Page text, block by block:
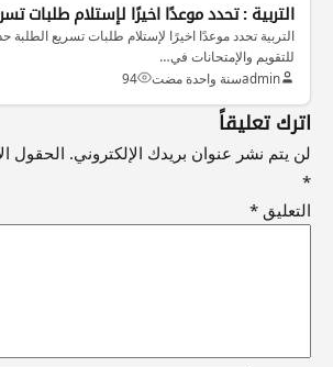
التربية : تحدد موعدًا اخيرًا لإستلام طلبات
التربية تحدد موعدًا اخيرًا لإستلام طلبات تسريع الطلبة
للتقويم والإمتحانات في…
adminسنة واحدة مضت 94
اترك تعليقاً
لن يتم نشر عنوان بريدك الإلكتروني. الحقول
*
التعليق *